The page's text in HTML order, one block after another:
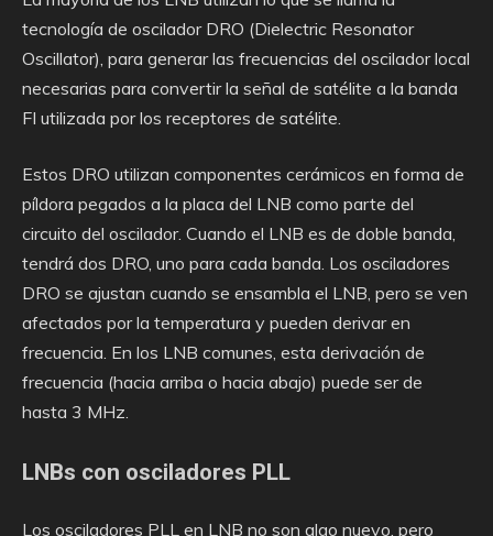
tecnología de oscilador DRO (Dielectric Resonator
Oscillator), para generar las frecuencias del oscilador local
necesarias para convertir la señal de satélite a la banda
FI utilizada por los receptores de satélite.
Estos DRO utilizan componentes cerámicos en forma de
píldora pegados a la placa del LNB como parte del
circuito del oscilador. Cuando el LNB es de doble banda,
tendrá dos DRO, uno para cada banda. Los osciladores
DRO se ajustan cuando se ensambla el LNB, pero se ven
afectados por la temperatura y pueden derivar en
frecuencia. En los LNB comunes, esta derivación de
frecuencia (hacia arriba o hacia abajo) puede ser de
hasta 3 MHz.
LNBs con osciladores PLL
Los osciladores PLL en LNB no son algo nuevo, pero